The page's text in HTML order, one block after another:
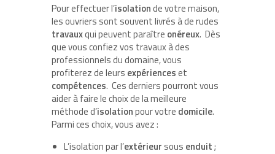
Pour effectuer l’isolationde votre maison,
les ouvriers sont souvent livrés à de rudes
travauxqui peuvent paraître onéreux. Dès
que vous confiez vos travaux à des
professionnels du domaine, vous
profiterez de leurs expérienceset
compétences. Ces derniers pourront vous
aider à faire le choix de la meilleure
méthode d’isolationpour votre domicile.
Parmi ces choix, vous avez :
L’isolation par l’extérieur sous enduit;